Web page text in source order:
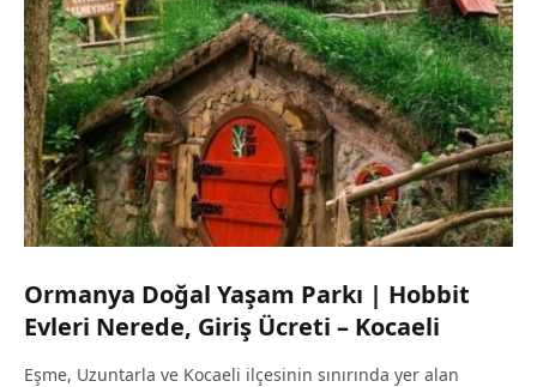
Ormanya Doğal Yaşam Parkı | Hobbit
Evleri Nerede, Giriş Ücreti – Kocaeli
Eşme, Uzuntarla ve Kocaeli ilçesinin sınırında yer alan